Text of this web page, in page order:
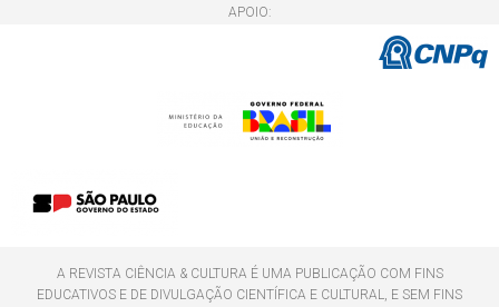
APOIO:
A REVISTA CIÊNCIA & CULTURA É UMA PUBLICAÇÃO COM FINS
EDUCATIVOS E DE DIVULGAÇÃO CIENTÍFICA E CULTURAL, E SEM FINS